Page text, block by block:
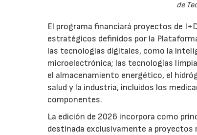
de
El programa financiará proyectos de
estratégicos definidos por la
las tecnologías digitales, como la
microelectrónica; las tecnologías
el almacenamiento energético, el
salud y la industria, incluidos los
componentes.
La edición de 2026 incorpora como
destinada exclusivamente a proyectos